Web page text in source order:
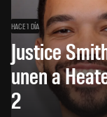
HACE 1 DÍA
Justice
unen a
2